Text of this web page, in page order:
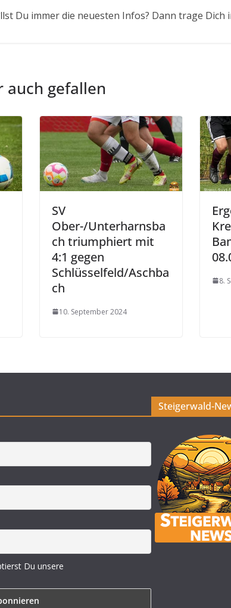
Du immer die neuesten Infos? Dann trage Dich
auch gefallen
SV
Ober-/Unterharnsba
ch triumphiert mit
4:1 gegen
Schlüsselfeld/Aschba
ch
10. September 2024
8.
Du unsere
Steigerwald-